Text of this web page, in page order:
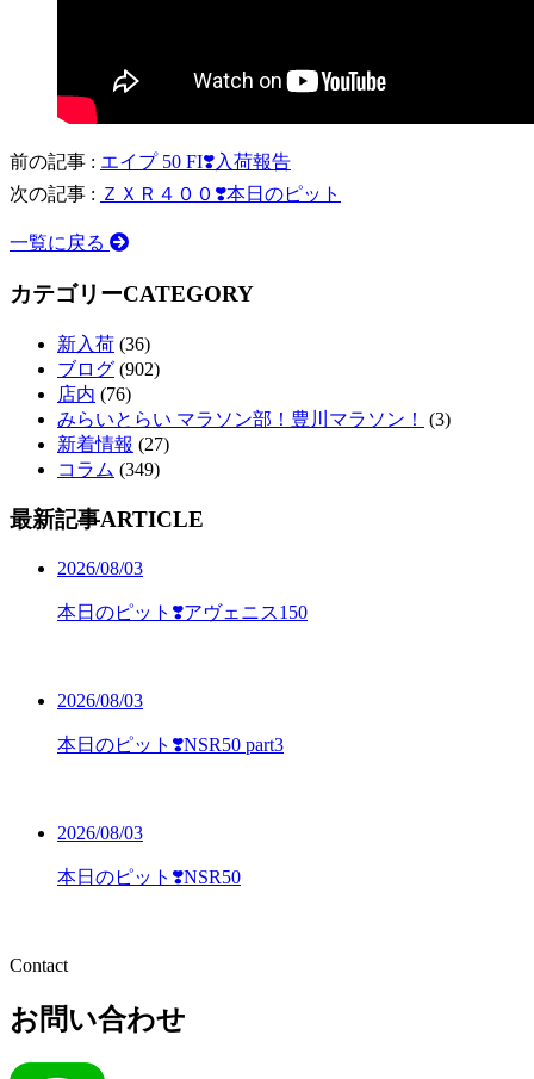
前の記事 : エイプ 50 FI❣️入荷報告
次の記事 : ＺＸＲ４００❣️本日のピット
一覧に戻る
カテゴリーCATEGORY
新入荷 (36)
ブログ (902)
店内 (76)
みらいとらい マラソン部！豊川マラソン！
(3)
新着情報 (27)
コラム (349)
最新記事ARTICLE
2026/08/03
本日のピット❣️アヴェニス150
2026/08/03
本日のピット❣️NSR50 part3
2026/08/03
本日のピット❣️NSR50
Contact
お問い合わせ